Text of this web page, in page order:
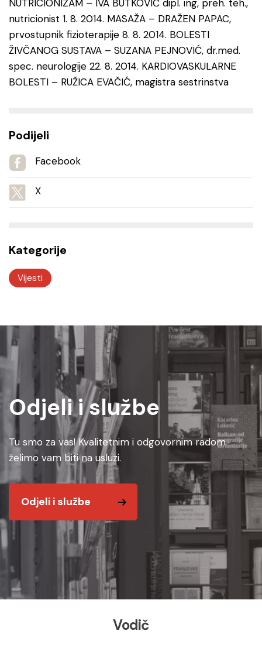
NUTRICIONIZAM – IVA BUTKOVIĆ dipl. ing, preh. teh.,
nutricionist 1. 8. 2014. MASAŽA – DRAŽEN PAPAC,
prvostupnik fizioterapije 8. 8. 2014. BOLESTI
ŽIVČANOG SUSTAVA – SUZANA PEJNOVIĆ, dr.med.
spec. neurologije 22. 8. 2014. KARDIOVASKULARNE
BOLESTI – RUŽICA EVAČIĆ, magistra sestrinstva
Podijeli
Facebook
X
Kategorije
Vijesti
Odjeli i službe
Tu smo za vas! Kvalitetnim i odgovornim radom
želimo vam biti na usluzi.
Odjeli i službe
Vodič